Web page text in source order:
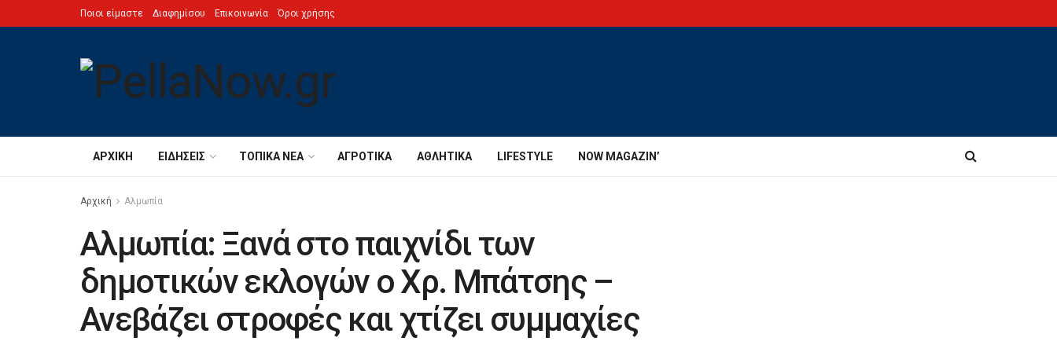
Ποιοι είμαστε Διαφημίσου Επικοινωνία Όροι χρήσης
ΑΡΧΙΚΉ ΕΙΔΉΣΕΙΣ ΤΟΠΙΚΆ ΝΈΑ ΑΓΡΟΤΙΚΆ ΑΘΛΗΤΙΚΆ LIFESTYLE NOW MAGAZIN’
Αρχική Αλμωπία
Αλμωπία: Ξανά στο παιχνίδι των
δημοτικών εκλογών ο Χρ. Μπάτσης –
Ανεβάζει στροφές και χτίζει συμμαχίες